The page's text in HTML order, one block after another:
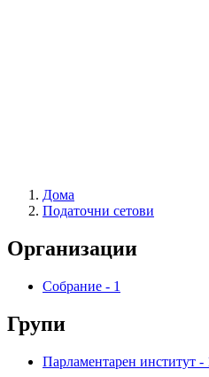
Дома
Податочни сетови
Организации
Собрание - 1
Групи
Парламентарен институт -